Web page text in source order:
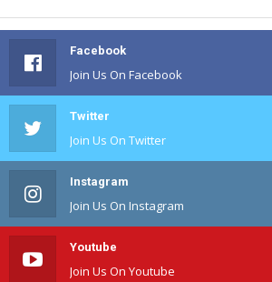
Facebook
Join Us On Facebook
Twitter
Join Us On Twitter
Instagram
Join Us On Instagram
Youtube
Join Us On Youtube